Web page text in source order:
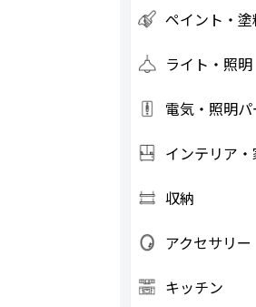
ペイント・塗
ライト・照明
電気・照明
インテリア
収納
アクセサリー
キッチン